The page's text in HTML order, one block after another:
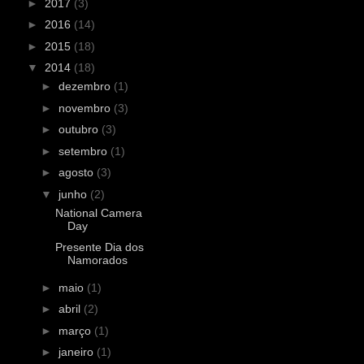
► 2017 (3)
► 2016 (14)
► 2015 (18)
▼ 2014 (18)
► dezembro (1)
► novembro (3)
► outubro (3)
► setembro (1)
► agosto (3)
▼ junho (2)
National Camera
Day
Presente Dia dos
Namorados
► maio (1)
► abril (2)
► março (1)
► janeiro (1)